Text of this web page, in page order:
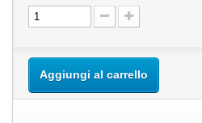
Aggiungi al carrello